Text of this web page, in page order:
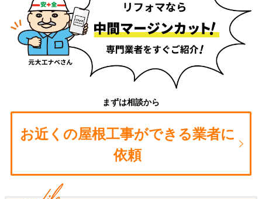
まずは相談から
お近くの屋根工事ができる業者に
依頼